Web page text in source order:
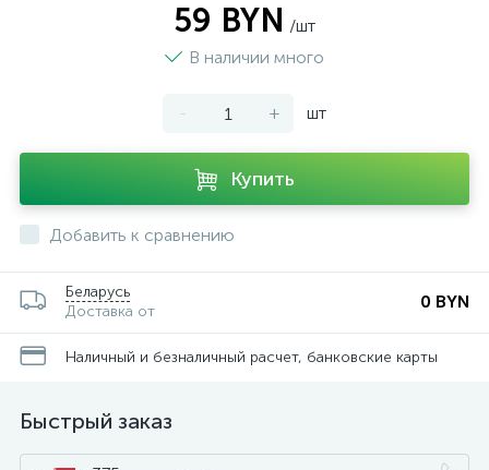
59 BYN /шт
В наличии много
- + шт
Купить
Добавить к сравнению
Беларусь
Доставка от
0 BYN
Наличный и безналичный расчет, банковские карты
Быстрый заказ